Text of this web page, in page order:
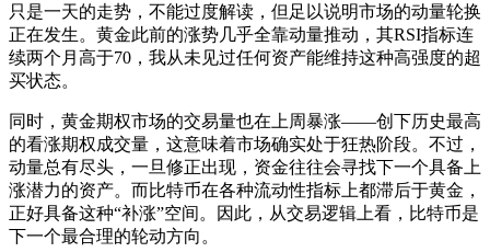
只是一天的走势，不能过度解读，但足以说明市场的动量轮换
正在发生。黄金此前的涨势几乎全靠动量推动，其RSI指标连
续两个月高于70，我从未见过任何资产能维持这种高强度的超
买状态。
同时，黄金期权市场的交易量也在上周暴涨——创下历史最高
的看涨期权成交量，这意味着市场确实处于狂热阶段。不过，
动量总有尽头，一旦修正出现，资金往往会寻找下一个具备上
涨潜力的资产。而比特币在各种流动性指标上都滞后于黄金，
正好具备这种“补涨”空间。因此，从交易逻辑上看，比特币是
下一个最合理的轮动方向。